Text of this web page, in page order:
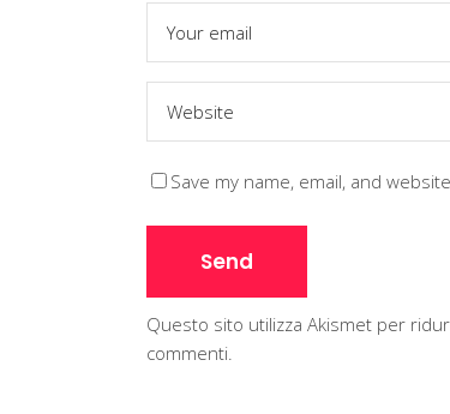
Save my name, email, and
Questo sito utilizza Akismet per
commenti.